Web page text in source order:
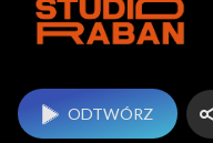
ODTWÓRZ